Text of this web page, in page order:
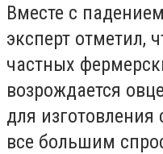
Вместе с
эксперт отметил,
частных
возрождается
для
все большим